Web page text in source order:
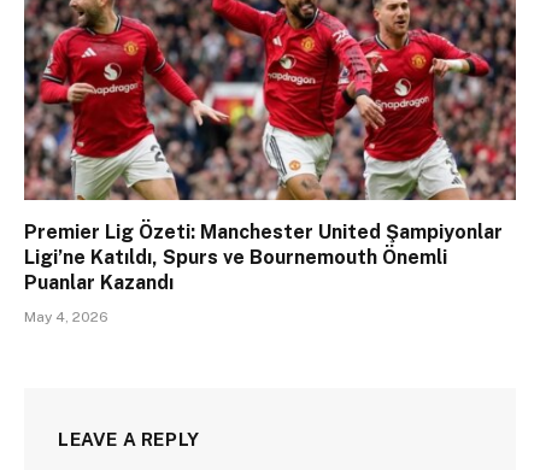
Premier Lig Özeti: Manchester United Şampiyonlar
Ligi’ne Katıldı, Spurs ve Bournemouth Önemli
Puanlar Kazandı
May 4, 2026
LEAVE A REPLY